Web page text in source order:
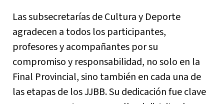
Las subsecretarías de Cultura y Deporte
agradecen a todos los participantes,
profesores y acompañantes por su
compromiso y responsabilidad, no solo en la
Final Provincial, sino también en cada una de
las etapas de los JJBB. Su dedicación fue clave